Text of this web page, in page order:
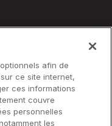
afin de
ce site internet,
ces informations
couvre
personnelles
les